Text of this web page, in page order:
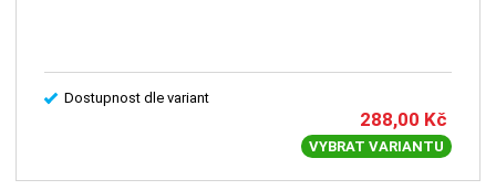
Dostupnost dle variant
288,00 Kč
VYBRAT VARIANTU